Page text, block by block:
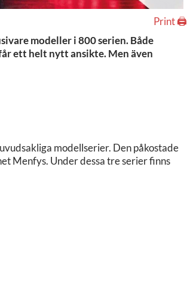
Print 🖨
modeller i 800 serien. Både
ett helt nytt ansikte. Men även
modellserier. Den påkostade
Menfys. Under dessa tre serier finns